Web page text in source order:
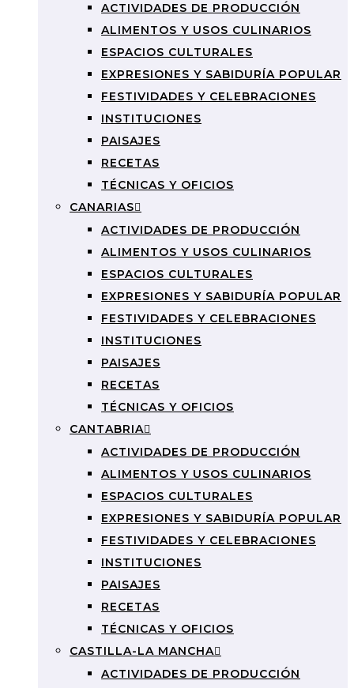
ACTIVIDADES DE PRODUCCIÓN
ALIMENTOS Y USOS CULINARIOS
ESPACIOS CULTURALES
EXPRESIONES Y SABIDURÍA POPULAR
FESTIVIDADES Y CELEBRACIONES
INSTITUCIONES
PAISAJES
RECETAS
TÉCNICAS Y OFICIOS
CANARIAS
ACTIVIDADES DE PRODUCCIÓN
ALIMENTOS Y USOS CULINARIOS
ESPACIOS CULTURALES
EXPRESIONES Y SABIDURÍA POPULAR
FESTIVIDADES Y CELEBRACIONES
INSTITUCIONES
PAISAJES
RECETAS
TÉCNICAS Y OFICIOS
CANTABRIA
ACTIVIDADES DE PRODUCCIÓN
ALIMENTOS Y USOS CULINARIOS
ESPACIOS CULTURALES
EXPRESIONES Y SABIDURÍA POPULAR
FESTIVIDADES Y CELEBRACIONES
INSTITUCIONES
PAISAJES
RECETAS
TÉCNICAS Y OFICIOS
CASTILLA-LA MANCHA
ACTIVIDADES DE PRODUCCIÓN